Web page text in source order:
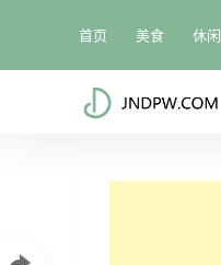
首页 美食 休闲